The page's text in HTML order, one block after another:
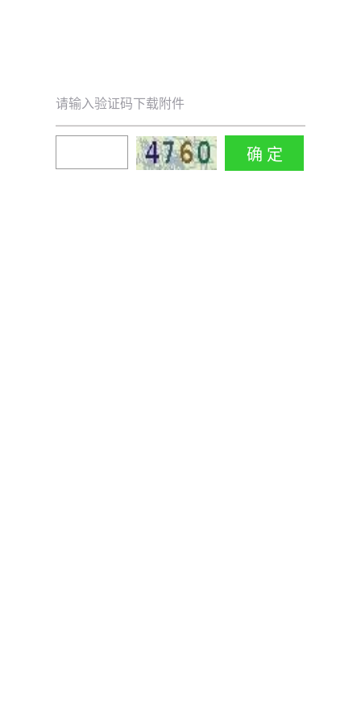
请输入验证码下载附件